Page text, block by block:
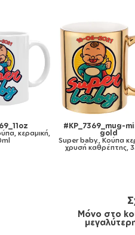
Κούπα
μαύρη, κεραμική,
Super baby.,
Ανοξείδωτη
τοιχώματος
Μόνο στο